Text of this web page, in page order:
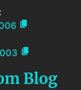


Blog